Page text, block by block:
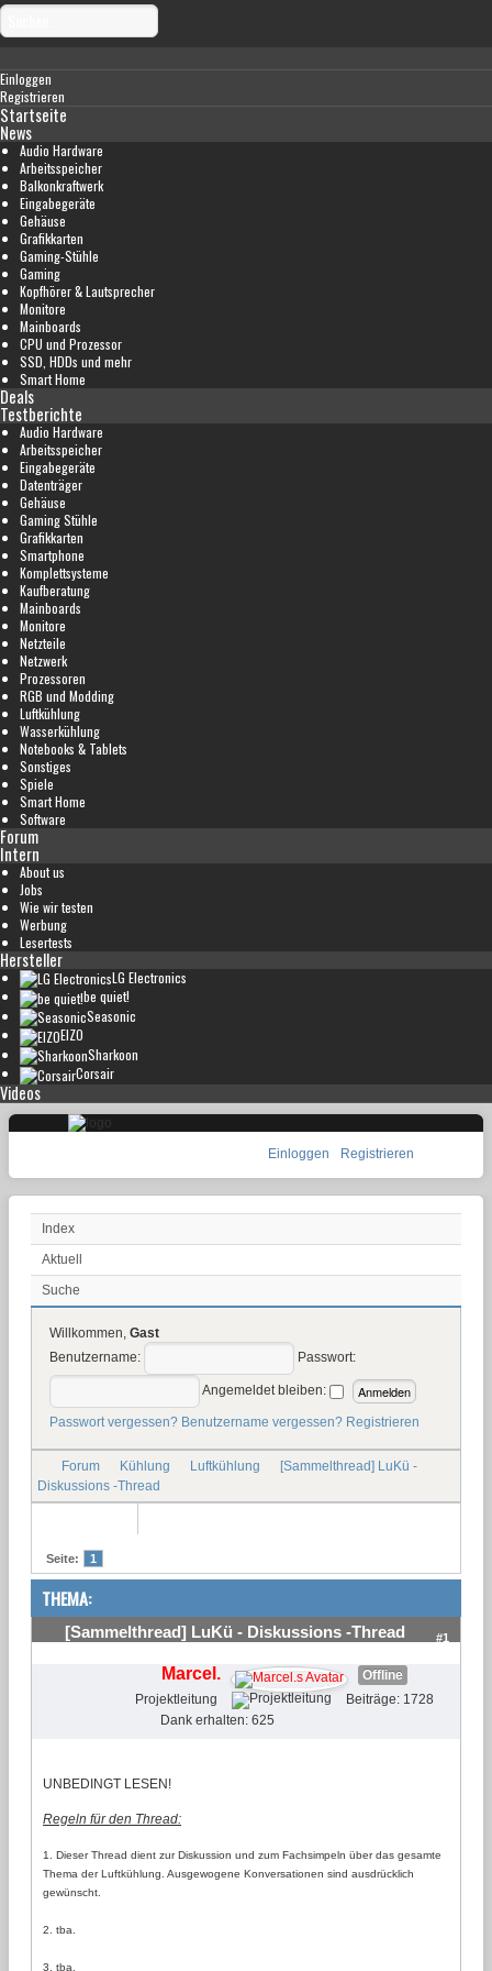
Einloggen
Registrieren
Startseite
News
Audio Hardware
Arbeitsspeicher
Balkonkraftwerk
Eingabegeräte
Gehäuse
Grafikkarten
Gaming-Stühle
Gaming
Kopfhörer & Lautsprecher
Monitore
Mainboards
CPU und Prozessor
SSD, HDDs und mehr
Smart Home
Deals
Testberichte
Audio Hardware
Arbeitsspeicher
Eingabegeräte
Datenträger
Gehäuse
Gaming Stühle
Grafikkarten
Smartphone
Komplettsysteme
Kaufberatung
Mainboards
Monitore
Netzteile
Netzwerk
Prozessoren
RGB und Modding
Luftkühlung
Wasserkühlung
Notebooks & Tablets
Sonstiges
Spiele
Smart Home
Software
Forum
Intern
About us
Jobs
Wie wir testen
Werbung
Lesertests
Hersteller
LG Electronics
be quiet!
Seasonic
EIZO
Sharkoon
Corsair
Videos
Einloggen Registrieren
Index
Aktuell
Suche
Willkommen, Gast
Benutzername:
Passwort:
Angemeldet bleiben:
Passwort vergessen? Benutzername vergessen? Registrieren
Forum Kühlung Luftkühlung
[Sammelthread] LuKü -
Diskussions -Thread
Seite: 1
THEMA:
[Sammelthread] LuKü - Diskussions -Thread #1
Marcel.
Offline
Projektleitung
Beiträge: 1728
Dank erhalten: 625
UNBEDINGT LESEN!
Regeln für den Thread:
1. Dieser Thread dient zur Diskussion und zum Fachsimpeln über das gesamte
Thema der Luftkühlung. Ausgewogene Konversationen sind ausdrücklich
gewünscht.
2. tba.
3. tba.